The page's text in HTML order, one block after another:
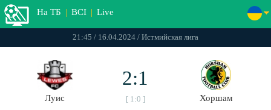
На ТБ | ВСІ | Live
21:45 / 16.04.2024 / Истмийская лига
Луис
2:1
[ 1:0 ] Хоршам